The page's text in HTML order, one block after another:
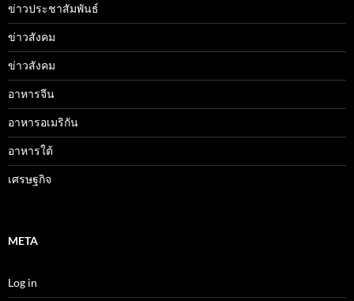
ข่าวประชาสัมพันธ์
ข่าวสังคม
ข่าวสังคม
อาหารจีน
อาหารอเมริกัน
อาหารใต้
เศรษฐกิจ
META
Log in